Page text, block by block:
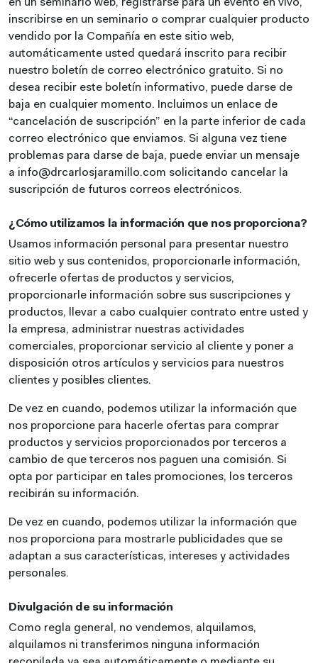
en un seminario web, registrarse para un evento en vivo,
inscribirse en un seminario o comprar cualquier producto
vendido por la Compañía en este sitio web,
automáticamente usted quedará inscrito para recibir
nuestro boletín de correo electrónico gratuito. Si no
desea recibir este boletín informativo, puede darse de
baja en cualquier momento. Incluimos un enlace de
“cancelación de suscripción” en la parte inferior de cada
correo electrónico que enviamos. Si alguna vez tiene
problemas para darse de baja, puede enviar un mensaje
a info@drcarlosjaramillo.com solicitando cancelar la
suscripción de futuros correos electrónicos.
¿Cómo utilizamos la información que nos proporciona?
Usamos información personal para presentar nuestro
sitio web y sus contenidos, proporcionarle información,
ofrecerle ofertas de productos y servicios,
proporcionarle información sobre sus suscripciones y
productos, llevar a cabo cualquier contrato entre usted y
la empresa, administrar nuestras actividades
comerciales, proporcionar servicio al cliente y poner a
disposición otros artículos y servicios para nuestros
clientes y posibles clientes.
De vez en cuando, podemos utilizar la información que
nos proporcione para hacerle ofertas para comprar
productos y servicios proporcionados por terceros a
cambio de que terceros nos paguen una comisión. Si
opta por participar en tales promociones, los terceros
recibirán su información.
De vez en cuando, podemos utilizar la información que
nos proporciona para mostrarle publicidades que se
adaptan a sus características, intereses y actividades
personales.
Divulgación de su información
Como regla general, no vendemos, alquilamos,
alquilamos ni transferimos ninguna información